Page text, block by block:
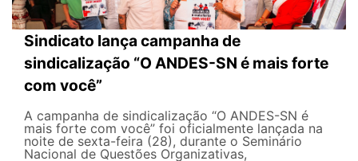
Sindicato lança campanha de
sindicalização “O ANDES-SN é mais forte
com você”
A campanha de sindicalização “O ANDES-SN é
mais forte com você” foi oficialmente lançada na
noite de sexta-feira (28), durante o Seminário
Nacional de Questões Organizativas,